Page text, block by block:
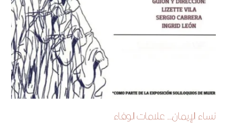
نساء الإيمان… علامات الوفاء